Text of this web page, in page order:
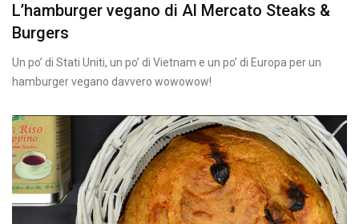
L’hamburger vegano di Al Mercato Steaks &
Burgers
Un po’ di Stati Uniti, un po’ di Vietnam e un po’ di Europa per un
hamburger vegano davvero wowowow!